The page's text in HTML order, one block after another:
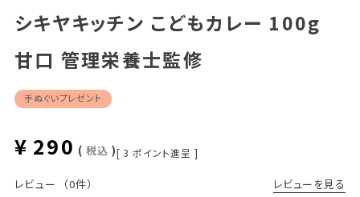
シキヤキッチン こどもカレー 100g
甘口 管理栄養士監修
手ぬぐいプレゼント
¥ 290 税込 [ 3 ポイント進呈 ]
レビュー （0件） レビューを見る